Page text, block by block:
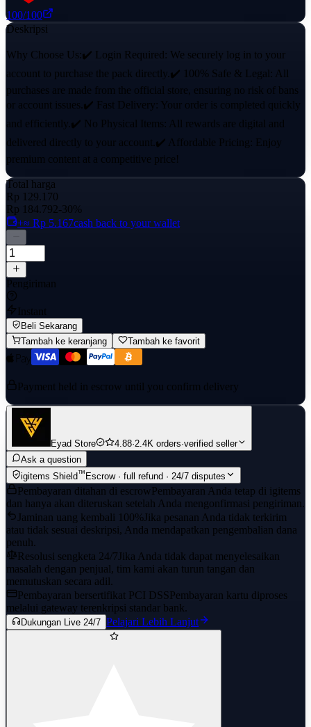
100/100
Deskripsi
Why Choose Us:✔️ Login Required: We securely log in to your
account to purchase the pack directly.✔️ 100% Safe & Legal: All
purchases are made from the official store, ensuring no risk of bans
or account issues.✔️ Fast Delivery: Your order is completed quickly
and efficiently.✔️ No Physical Items: All rewards are digital and
delivered directly to your account.✔️ Affordable Pricing: Enjoy
premium content at a competitive price!
Total harga
Rp 129.170
Rp 184.792-30%
+≈ Rp 5.167cash back to your wallet
Pengiriman
Instant
Beli Sekarang
Tambah ke keranjang
Tambah ke favorit
Payment held in escrow until you confirm delivery
Eyad Store 4.88·2.4K orders·verified seller
Ask a question
igitems Shield™ Escrow · full refund · 24/7 disputes
Pembayaran ditahan di escrowPembayaran Anda tetap di igitems
dan hanya akan diteruskan setelah Anda mengonfirmasi pengiriman.
Jaminan uang kembali 100%Jika pesanan Anda tidak terkirim
atau tidak sesuai deskripsi, Anda mendapatkan pengembalian dana
penuh.
Resolusi sengketa 24/7 Jika Anda tidak dapat menyelesaikan
masalah dengan penjual, tim kami akan turun tangan dan
memutuskan secara adil.
Pembayaran bersertifikat PCI DSSPembayaran kartu diproses
melalui gateway terenkripsi standar bank.
Dukungan Live 24/7 Pelajari Lebih Lanjut